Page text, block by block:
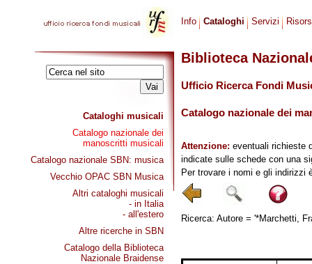
Cataloghi musicali
Catalogo nazionale dei
manoscritti musicali
Catalogo nazionale SBN: musica
Vecchio OPAC SBN Musica
Altri cataloghi musicali
- in Italia
- all'estero
Altre ricerche in SBN
Catalogo della Biblioteca
Nazionale Braidense
Info Cataloghi Servizi
Biblioteca
Ufficio Ricerca Fondi
Catalogo nazionale dei
Attenzione: eventuali richieste
indicate sulle schede con una
Per trovare i nomi e gli indirizzi
Ricerca: Autore = '*Marchetti,